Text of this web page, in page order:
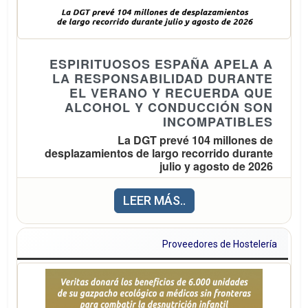
compañía
PaellaEmoji celebra
su décimo
aniversario, un hito
que trascendió lo
digital para
convertirse en un
fenómeno cultural y
emocional.
Arroz La Fallera
consiguió en 2006
unir internet en
torno a la paella
convirtiéndose en
la primera marca
ESPIRITUOSOS ESPAÑA APELA A
LA RESPONSABILIDAD DURANTE
EL VERANO Y RECUERDA QUE
ALCOHOL Y CONDUCCIÓN SON
INCOMPATIBLES
La DGT prevé 104 millones de
desplazamientos de largo recorrido durante
julio y agosto de 2026
En este contexto, la Federación insiste
en que alcohol y conducción son siempre
incompatibles, al tiempo que pone en
valor los avances logrados, la mortalidad
vial atribuible al alcohol ha descendido un
28% en el mundo desde 2010.
LEER MÁS..
Proveedores de Hostelería